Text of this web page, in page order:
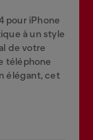
pour iPhone
à un style
de votre
téléphone
élégant, cet